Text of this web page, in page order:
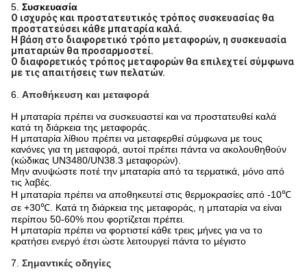
5. Συσκευασία
Ο ισχυρός και προστατευτικός τρόπος συσκευασίας θα
προστατεύσει κάθε μπαταρία καλά.
Η βάση στο διαφορετικό τρόπο μεταφορών, η συσκευασία
μπαταριών θα προσαρμοστεί.
Ο διαφορετικός τρόπος μεταφορών θα επιλεχτεί σύμφωνα
με τις απαιτήσεις των πελατών.
6. Αποθήκευση και μεταφορά
Η μπαταρία πρέπει να συσκευαστεί και να προστατευθεί καλά
κατά τη διάρκεια της μεταφοράς.
Η μπαταρία λίθιου πρέπει να μεταφερθεί σύμφωνα με τους
κανόνες για τη μεταφορά, αυτοί πρέπει πάντα να ακολουθηθούν
(κώδικας UN3480/UN38.3 μεταφορών).
Μην ανυψώστε ποτέ την μπαταρία από τα τερματικά, μόνο από
τις λαβές.
Η μπαταρία πρέπει να αποθηκευτεί στις θερμοκρασίες από -10℃
σε +30℃. Κατά τη διάρκεια της μεταφοράς, η μπαταρία να είναι
περίπου 50-60% που φορτίζεται πρέπει.
Η μπαταρία πρέπει να φορτιστεί κάθε τρεις μήνες για να το
κρατήσει ενεργό έτσι ώστε λειτουργεί πάντα το μέγιστο
7. Σημαντικές οδηγίες